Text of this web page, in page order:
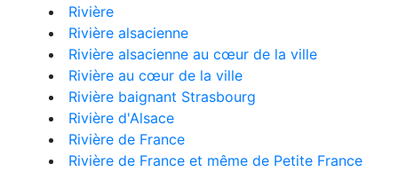
Rivière
Rivière alsacienne
Rivière alsacienne au cœur de la ville
Rivière au cœur de la ville
Rivière baignant Strasbourg
Rivière d'Alsace
Rivière de France
Rivière de France et même de Petite France